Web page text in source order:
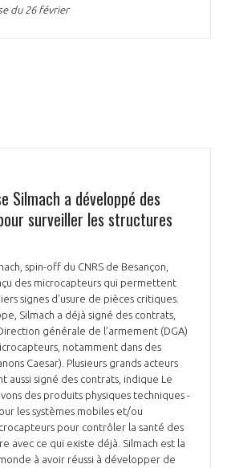
du 26 février
Silmach a développé des
surveiller les structures
spin-off du CNRS de Besançon,
des microcapteurs qui permettent
signes d’usure de pièces critiques.
Silmach a déjà signé des contrats,
générale de l’armement (DGA)
notamment dans des
Caesar). Plusieurs grands acteurs
aussi signé des contrats, indique Le
des produits physiques techniques -
les systèmes mobiles et/ou
pour contrôler la santé des
avec ce qui existe déjà. Silmach est la
à avoir réussi à développer de